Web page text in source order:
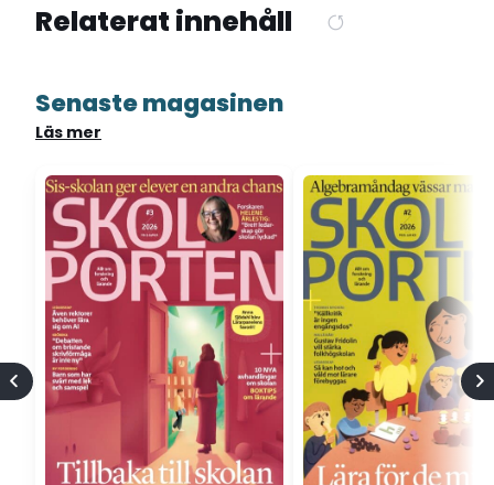
Relaterat innehåll
Senaste magasinen
Läs mer